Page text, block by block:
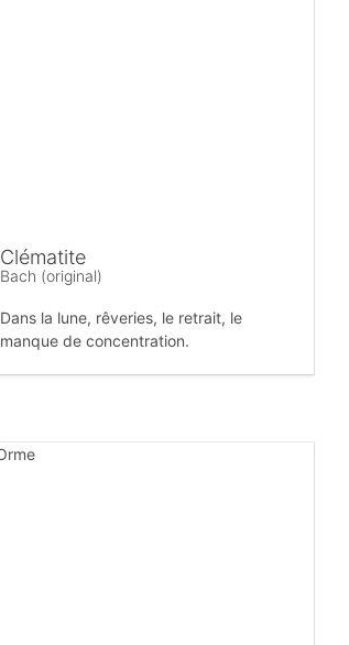
Clématite
Bach (original)
Dans la lune, rêveries, le retrait, le
manque de concentration.